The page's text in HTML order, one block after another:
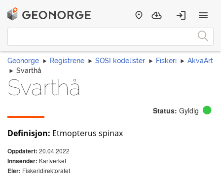
Geonorge Registrene SOSI kodelister Fiskeri
AkvaArt
Svarthå
Svarthå
Status: Gyldig
Definisjon: Etmopterus spinax
Oppdatert: 20.04.2022
Innsender: Kartverket
Eier: Fiskeridirektoratet